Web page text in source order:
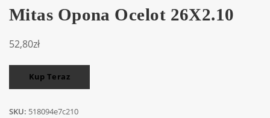
Mitas Opona Ocelot 26X2.10
52,80zł
Kup Teraz
SKU: 518094e7c210